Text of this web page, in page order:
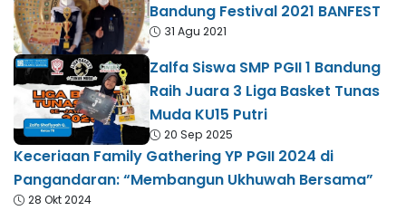
Bandung Festival 2021 BANFEST
31 Agu 2021
Zalfa Siswa SMP PGII 1 Bandung
Raih Juara 3 Liga Basket Tunas
Muda KU15 Putri
20 Sep 2025
Keceriaan Family Gathering YP PGII 2024 di
Pangandaran: “Membangun Ukhuwah Bersama”
28 Okt 2024